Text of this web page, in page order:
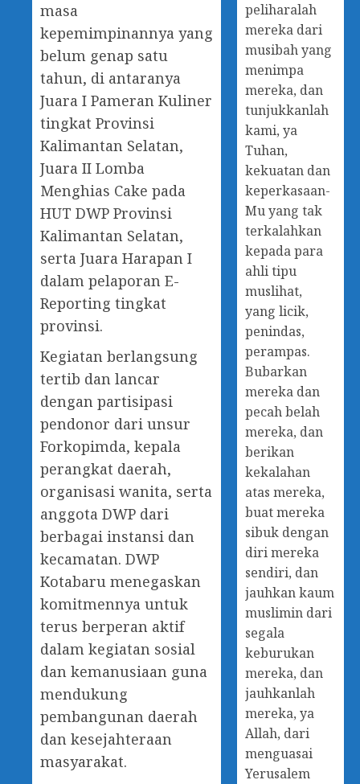
masa
kepemimpinannya yang
belum genap satu
tahun, di antaranya
Juara I Pameran Kuliner
tingkat Provinsi
Kalimantan Selatan,
Juara II Lomba
Menghias Cake pada
HUT DWP Provinsi
Kalimantan Selatan,
serta Juara Harapan I
dalam pelaporan E-
Reporting tingkat
provinsi.
Kegiatan berlangsung
tertib dan lancar
dengan partisipasi
pendonor dari unsur
Forkopimda, kepala
perangkat daerah,
organisasi wanita, serta
anggota DWP dari
berbagai instansi dan
kecamatan. DWP
Kotabaru menegaskan
komitmennya untuk
terus berperan aktif
dalam kegiatan sosial
dan kemanusiaan guna
mendukung
pembangunan daerah
dan kesejahteraan
masyarakat.
peliharalah
mereka dari
musibah yang
menimpa
mereka, dan
tunjukkanlah
kami, ya
Tuhan,
kekuatan dan
keperkasaan-
Mu yang tak
terkalahkan
kepada para
ahli tipu
muslihat,
yang licik,
penindas,
perampas.
Bubarkan
mereka dan
pecah belah
mereka, dan
berikan
kekalahan
atas mereka,
buat mereka
sibuk dengan
diri mereka
sendiri, dan
jauhkan kaum
muslimin dari
segala
keburukan
mereka, dan
jauhkanlah
mereka, ya
Allah, dari
menguasai
Yerusalem